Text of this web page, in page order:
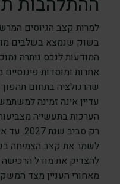
בשוק שנמצא בשלבים
המודעות לנכס נותרה
אחרות ומוסדות
שהרגולציה בתחום
עדיין אינה זמינה
הערכות בתעשייה
לשמר את קצב הצמיחה
להצדיק את מודל
מאחורי העניין מצד